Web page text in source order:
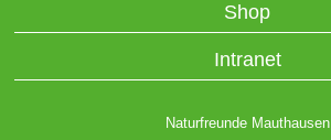
Shop
Intranet
Naturfreunde Mauthausen